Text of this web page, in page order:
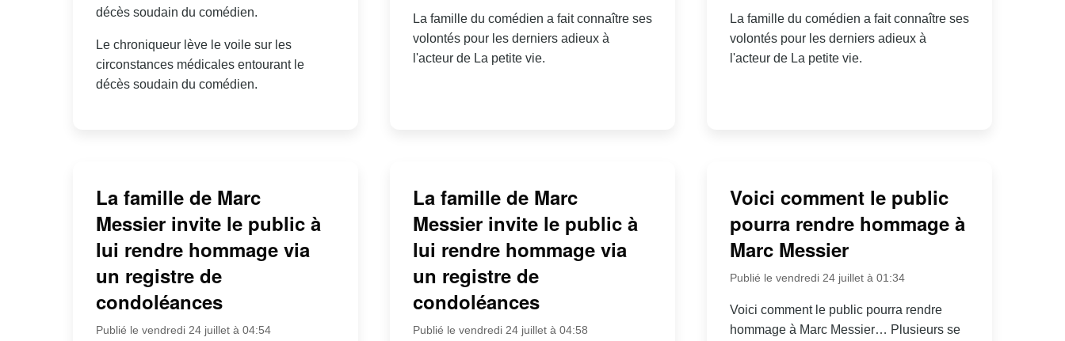
décès soudain du comédien.
Le chroniqueur lève le voile sur les
circonstances médicales entourant le
décès soudain du comédien.
La famille du comédien a fait connaître ses
volontés pour les derniers adieux à
l'acteur de La petite vie.
La famille du comédien a fait connaître ses
volontés pour les derniers adieux à
l'acteur de La petite vie.
La famille de Marc
Messier invite le public à
lui rendre hommage via
un registre de
condoléances
Publié le vendredi 24 juillet à 04:54
La famille de Marc
Messier invite le public à
lui rendre hommage via
un registre de
condoléances
Publié le vendredi 24 juillet à 04:58
Voici comment le public
pourra rendre hommage à
Marc Messier
Publié le vendredi 24 juillet à 01:34
Voici comment le public pourra rendre
hommage à Marc Messier… Plusieurs se